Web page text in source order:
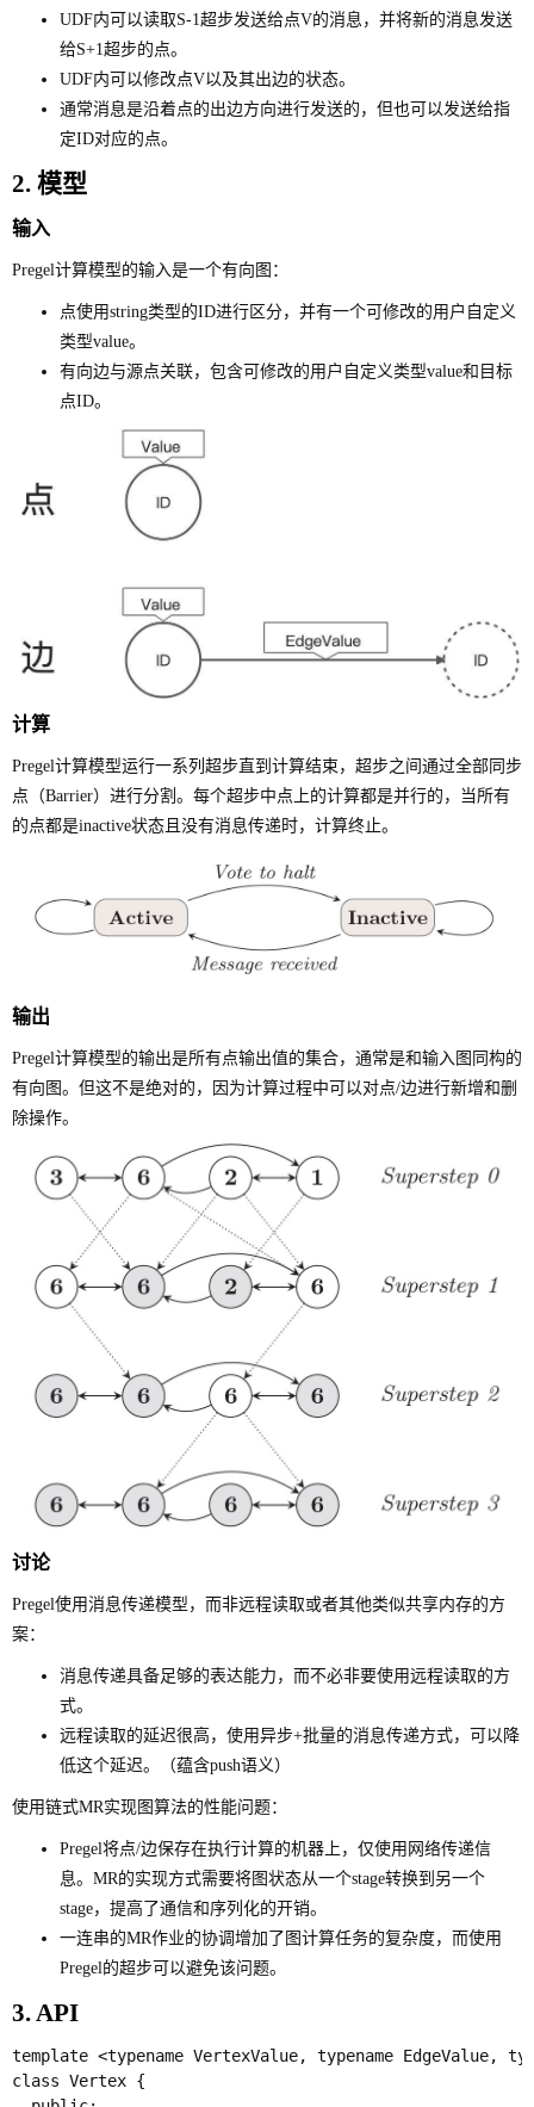
UDF内可以读取S-1超步发送给点V的消息，并将新的消息发送
给S+1超步的点。
UDF内可以修改点V以及其出边的状态。
通常消息是沿着点的出边方向进行发送的，但也可以发送给指
定ID对应的点。
2. 模型
输入
Pregel计算模型的输入是一个有向图：
点使用string类型的ID进行区分，并有一个可修改的用户自定义
类型value。
有向边与源点关联，包含可修改的用户自定义类型value和目标
点ID。
计算
Pregel计算模型运行一系列超步直到计算结束，超步之间通过全部同步
点（Barrier）进行分割。每个超步中点上的计算都是并行的，当所有
的点都是inactive状态且没有消息传递时，计算终止。
输出
Pregel计算模型的输出是所有点输出值的集合，通常是和输入图同构的
有向图。但这不是绝对的，因为计算过程中可以对点/边进行新增和删
除操作。
讨论
Pregel使用消息传递模型，而非远程读取或者其他类似共享内存的方
案：
消息传递具备足够的表达能力，而不必非要使用远程读取的方
式。
远程读取的延迟很高，使用异步+批量的消息传递方式，可以降
低这个延迟。（蕴含push语义）
使用链式MR实现图算法的性能问题：
Pregel将点/边保存在执行计算的机器上，仅使用网络传递信
息。MR的实现方式需要将图状态从一个stage转换到另一个
stage，提高了通信和序列化的开销。
一连串的MR作业的协调增加了图计算任务的复杂度，而使用
Pregel的超步可以避免该问题。
3. API
template <typename VertexValue, typename EdgeValue,
class Vertex {